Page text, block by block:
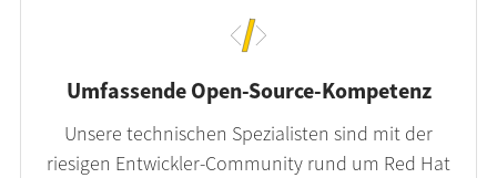
Umfassende Open-Source-Kompetenz
Unsere technischen Spezialisten sind mit der
riesigen Entwickler-Community rund um Red Hat